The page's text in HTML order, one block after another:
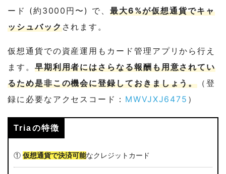
ード (約3000円〜) で、 最大6%が仮想通貨でキャ
ッシュバックされます。
仮想通貨での資産運用もカード管理アプリから行え
ます。 早期利用者にはさらなる報酬も用意されてい
るため是非この機会に登録しておきましょう。 （登
録に必要なアクセスコード： MWVJXJ6475 ）
Triaの特徴
① 仮想通貨で決済可能なクレジットカード